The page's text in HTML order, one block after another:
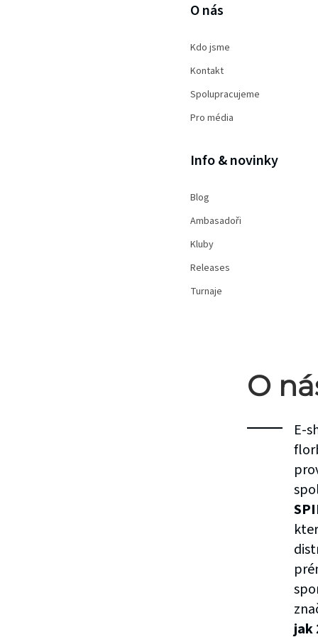
O nás
Kdo jsme
Kontakt
Spolupracujeme
Pro média
Info & novinky
Blog
Ambasadoři
Kluby
Releases
Turnaje
O
E-
jak